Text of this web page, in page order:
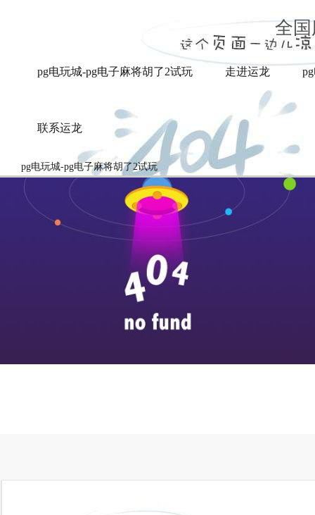
全
pg电玩城-pg电子麻将胡了2试玩 走进运龙
联系运龙
pg电玩城-pg电子麻将胡了2试玩